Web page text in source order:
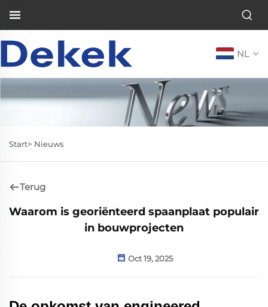
NL
Start> Nieuws
Terug
Waarom is georiënteerd spaanplaat populair
in bouwprojecten
Oct 19, 2025